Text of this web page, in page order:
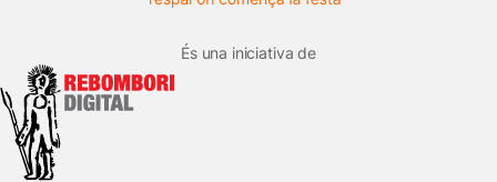
És una iniciativa de